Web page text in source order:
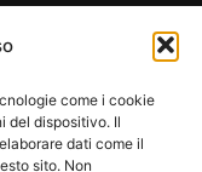
come i cookie
del dispositivo. Il
dati come il
sito. Non